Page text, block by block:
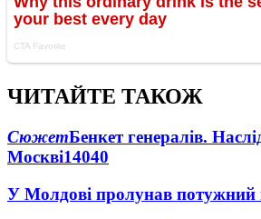
ЧИТАЙТЕ ТАКОЖ
СюжетБенкет генералів.
Москві14040
У Молдові пролунав потужний